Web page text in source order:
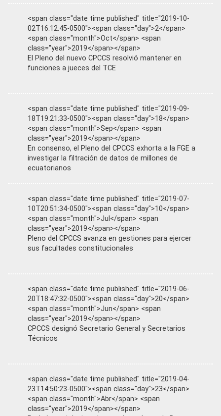
<span class="date time published" title="2019-10-
02T16:12:45-0500"><span class="day">2</span>
<span class="month">Oct</span> <span
class="year">2019</span></span>
El Pleno del nuevo CPCCS resolvió mantener en
funciones a jueces del TCE
<span class="date time published" title="2019-09-
18T19:21:33-0500"><span class="day">18</span>
<span class="month">Sep</span> <span
class="year">2019</span></span>
En consenso, el Pleno del CPCCS exhorta a la FGE a
investigar la filtración de datos de millones de
ecuatorianos
<span class="date time published" title="2019-07-
10T20:51:34-0500"><span class="day">10</span>
<span class="month">Jul</span> <span
class="year">2019</span></span>
Pleno del CPCCS avanza en gestiones para ejercer
sus facultades constitucionales
<span class="date time published" title="2019-06-
20T18:47:32-0500"><span class="day">20</span>
<span class="month">Jun</span> <span
class="year">2019</span></span>
CPCCS designó Secretario General y Secretarios
Técnicos
<span class="date time published" title="2019-04-
23T14:50:23-0500"><span class="day">23</span>
<span class="month">Abr</span> <span
class="year">2019</span></span>